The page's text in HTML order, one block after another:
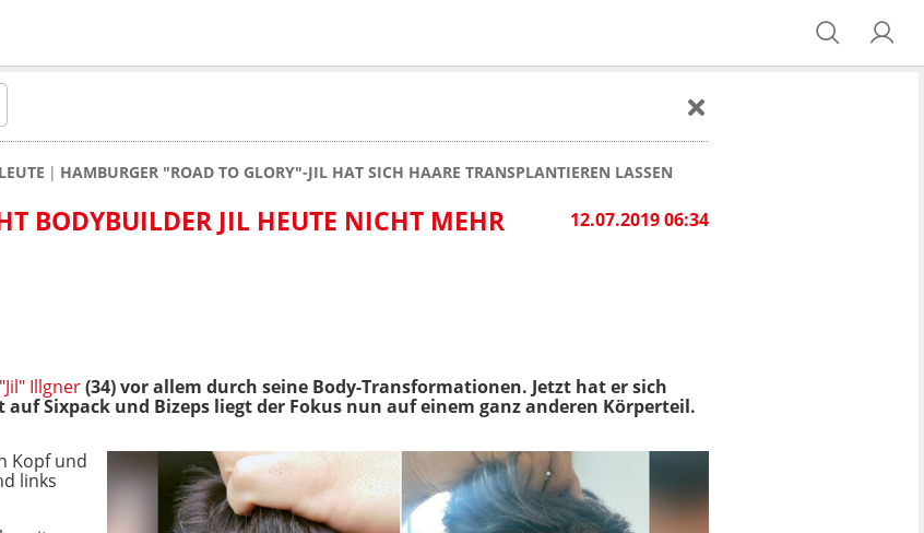
HAMBURGER "ROAD TO GLORY"-JIL HAT SICH HAARE TRANSPLANTIEREN LASSEN
12.07.2019 06:34
BODYBUILDER JIL HEUTE NICHT MEHR
Illgner(34) vor allem durch seine Body-Transformationen. Jetzt hat er sich
Sixpack und Bizeps liegt der Fokus nun auf einem ganz anderen Körperteil.
Kopf und
links